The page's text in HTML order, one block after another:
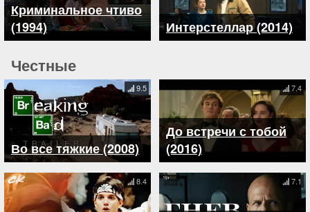
Криминальное чтиво
(1994)
Интерстеллар (2014)
Честные
Во все тяжкие (2008)
9.5
До встречи с тобой
(2016)
7.4
8.4 7.1